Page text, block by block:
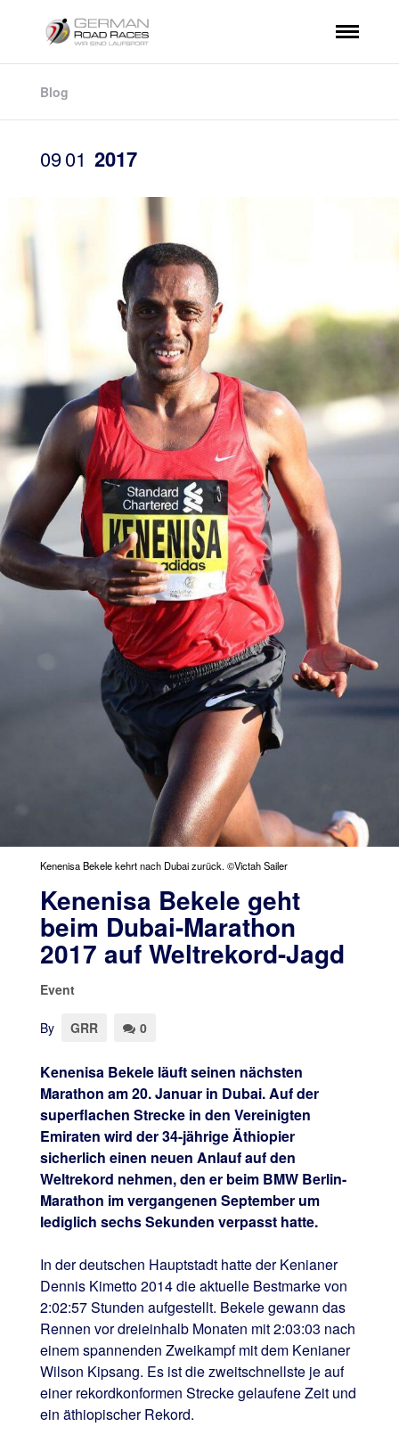
Blog
0901 2017
Kenenisa Bekele kehrt nach Dubai zurück. ©Victah Sailer
Kenenisa Bekele geht
beim Dubai-Marathon
2017 auf Weltrekord-Jagd
Event
By GRR 0
Kenenisa Bekele läuft seinen nächsten
Marathon am 20. Januar in Dubai. Auf der
superflachen Strecke in den Vereinigten
Emiraten wird der 34-jährige Äthiopier
sicherlich einen neuen Anlauf auf den
Weltrekord nehmen, den er beim BMW Berlin-
Marathon im vergangenen September um
lediglich sechs Sekunden verpasst hatte.
In der deutschen Hauptstadt hatte der Kenianer
Dennis Kimetto 2014 die aktuelle Bestmarke von
2:02:57 Stunden aufgestellt. Bekele gewann das
Rennen vor dreieinhalb Monaten mit 2:03:03 nach
einem spannenden Zweikampf mit dem Kenianer
Wilson Kipsang. Es ist die zweitschnellste je auf
einer rekordkonformen Strecke gelaufene Zeit und
ein äthiopischer Rekord.